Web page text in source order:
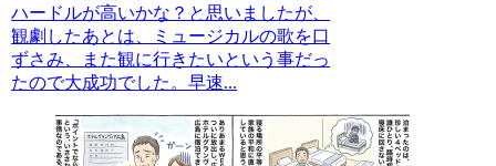
ハードルが高いかな？と思いましたが、
観劇したあとは、ミュージカルの歌を口
ずさみ、また観に行きたいという事だっ
たので大成功でした。早速...